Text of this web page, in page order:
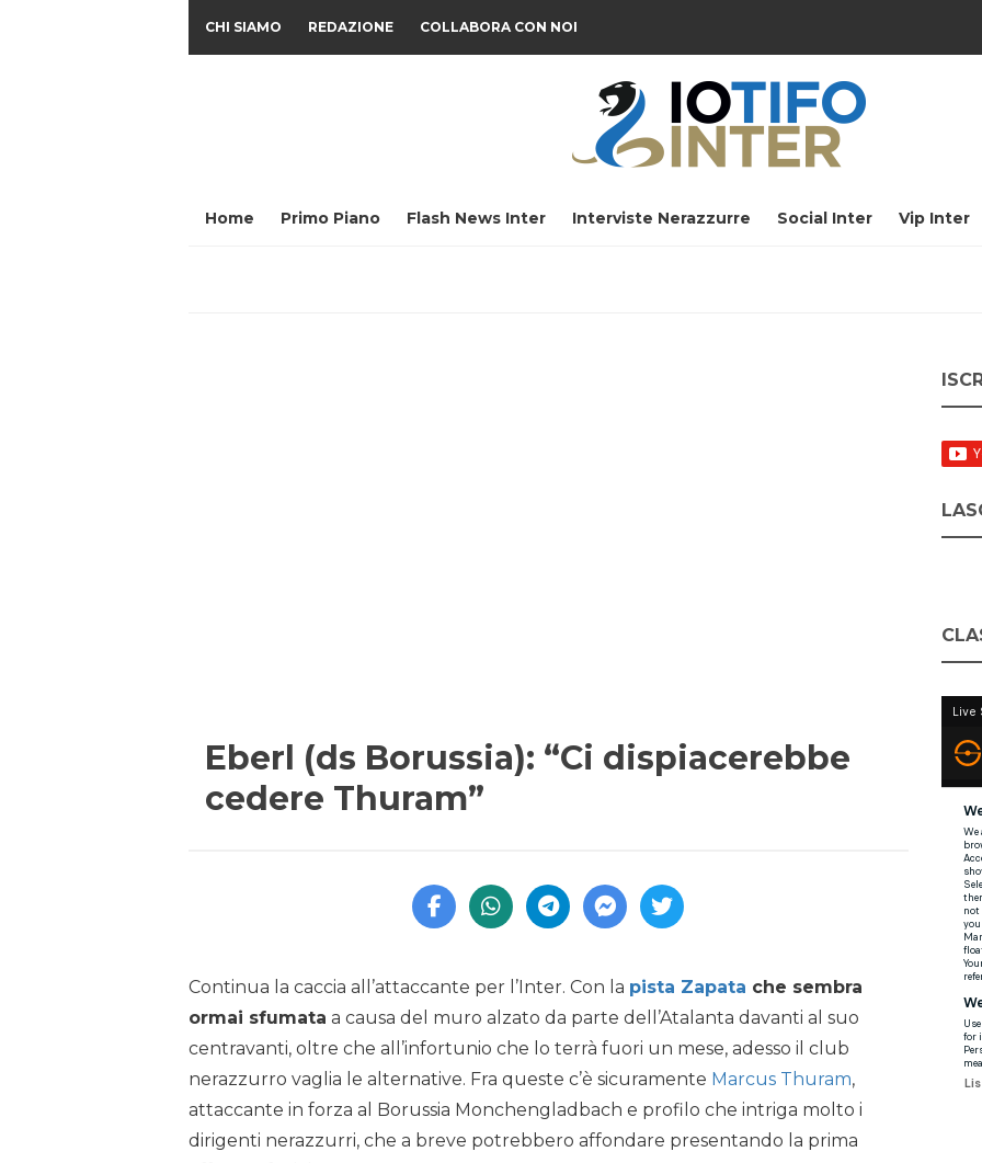
CHI SIAMO REDAZIONE COLLABORA CON NOI
Home Primo Piano Flash News Inter Interviste Nerazzurre Social Inter Vip Inter
Eberl (ds Borussia): “Ci dispiacerebbe
cedere Thuram”
Continua la caccia all’attaccante per l’Inter. Con la pista Zapata che sembra
ormai sfumata a causa del muro alzato da parte dell’Atalanta davanti al suo
centravanti, oltre che all’infortunio che lo terrà fuori un mese, adesso il club
nerazzurro vaglia le alternative. Fra queste c’è sicuramente Marcus Thuram,
attaccante in forza al Borussia Monchengladbach e profilo che intriga molto i
dirigenti nerazzurri, che a breve potrebbero affondare presentando la prima